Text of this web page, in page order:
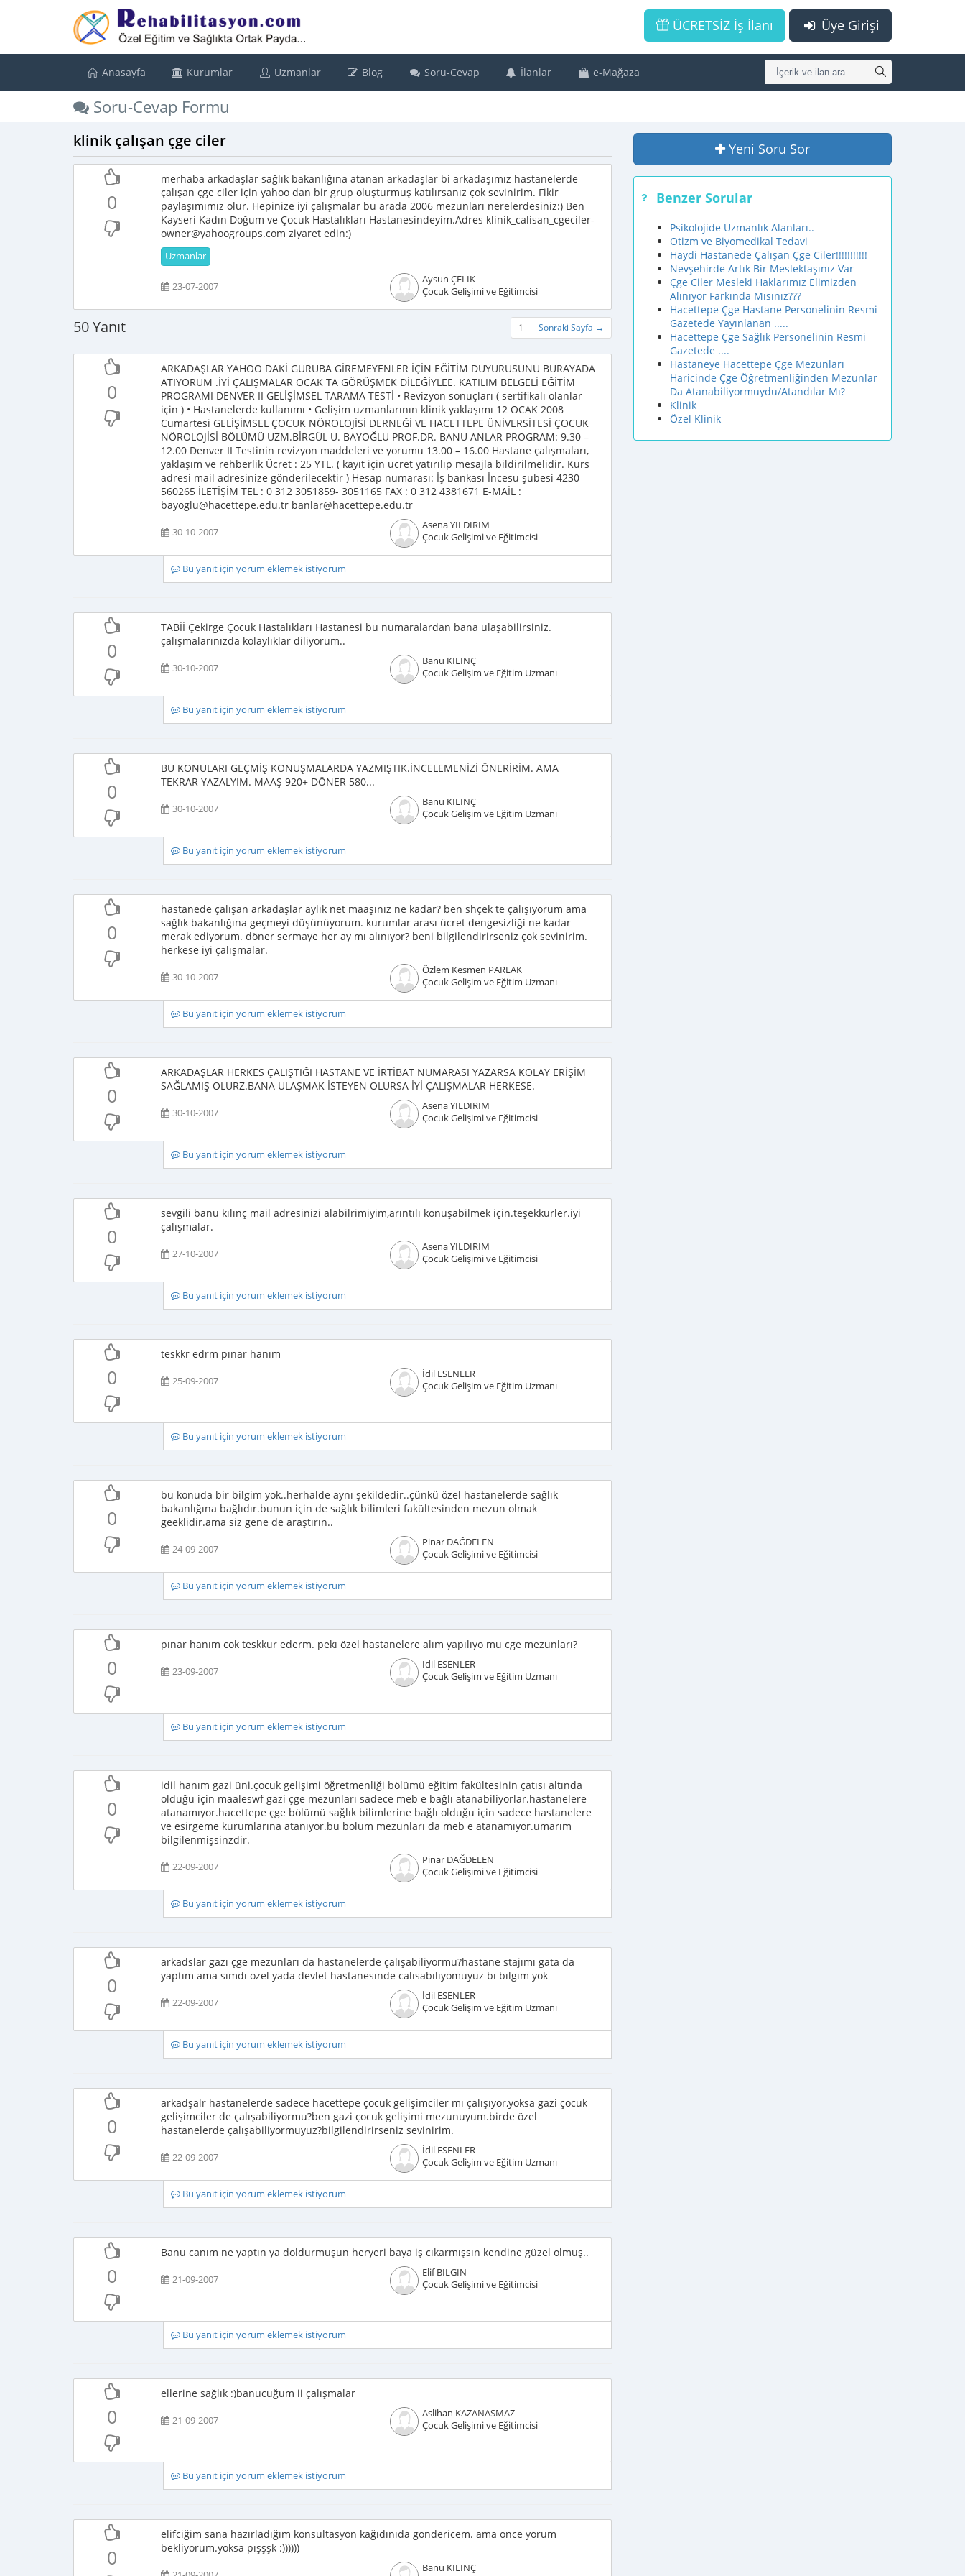
Üye Girişi
ÜCRETSİZ İş İlanı
Anasayfa Kurumlar Uzmanlar Blog Soru-Cevap İlanlar e-Mağaza
Soru-Cevap Formu
klinik çalışan çge ciler
0
merhaba arkadaşlar sağlık bakanlığına atanan arkadaşlar bi arkadaşımız hastanelerde
çalışan çge ciler için yahoo dan bir grup oluşturmuş katılırsanız çok sevinirim. Fikir
paylaşımımız olur. Hepinize iyi çalışmalar bu arada 2006 mezunları nerelerdesiniz:) Ben
Kayseri Kadın Doğum ve Çocuk Hastalıkları Hastanesindeyim.Adres klinik_calisan_cgeciler-
owner@yahoogroups.com ziyaret edin:)
Uzmanlar
23-07-2007
Aysun ÇELİK
Çocuk Gelişimi ve Eğitimcisi
1 Sonraki Sayfa →
50 Yanıt
0
ARKADAŞLAR YAHOO DAKİ GURUBA GİREMEYENLER İÇİN EĞİTİM DUYURUSUNU BURAYADA
ATIYORUM .İYİ ÇALIŞMALAR OCAK TA GÖRÜŞMEK DİLEĞİYLEE. KATILIM BELGELİ EĞİTİM
PROGRAMI DENVER II GELİŞİMSEL TARAMA TESTİ • Revizyon sonuçları ( sertifikalı olanlar
için ) • Hastanelerde kullanımı • Gelişim uzmanlarının klinik yaklaşımı 12 OCAK 2008
Cumartesi GELİŞİMSEL ÇOCUK NÖROLOJİSİ DERNEĞİ VE HACETTEPE ÜNİVERSİTESİ ÇOCUK
NÖROLOJİSİ BÖLÜMÜ UZM.BİRGÜL U. BAYOĞLU PROF.DR. BANU ANLAR PROGRAM: 9.30 –
12.00 Denver II Testinin revizyon maddeleri ve yorumu 13.00 – 16.00 Hastane çalışmaları,
yaklaşım ve rehberlik Ücret : 25 YTL. ( kayıt için ücret yatırılıp mesajla bildirilmelidir. Kurs
adresi mail adresinize gönderilecektir ) Hesap numarası: İş bankası İncesu şubesi 4230
560265 İLETİŞİM TEL : 0 312 3051859- 3051165 FAX : 0 312 4381671 E-MAİL :
bayoglu@hacettepe.edu.tr banlar@hacettepe.edu.tr
30-10-2007
Asena YILDIRIM
Çocuk Gelişimi ve Eğitimcisi
Bu yanıt için yorum eklemek istiyorum
0
TABİİ Çekirge Çocuk Hastalıkları Hastanesi bu numaralardan bana ulaşabilirsiniz.
çalışmalarınızda kolaylıklar diliyorum..
30-10-2007
Banu KILINÇ
Çocuk Gelişim ve Eğitim Uzmanı
Bu yanıt için yorum eklemek istiyorum
0
BU KONULARI GEÇMİŞ KONUŞMALARDA YAZMIŞTIK.İNCELEMENİZİ ÖNERİRİM. AMA
TEKRAR YAZALYIM. MAAŞ 920+ DÖNER 580...
30-10-2007
Banu KILINÇ
Çocuk Gelişim ve Eğitim Uzmanı
Bu yanıt için yorum eklemek istiyorum
0
hastanede çalışan arkadaşlar aylık net maaşınız ne kadar? ben shçek te çalışıyorum ama
sağlık bakanlığına geçmeyi düşünüyorum. kurumlar arası ücret dengesizliği ne kadar
merak ediyorum. döner sermaye her ay mı alınıyor? beni bilgilendirirseniz çok sevinirim.
herkese iyi çalışmalar.
30-10-2007
Özlem Kesmen PARLAK
Çocuk Gelişim ve Eğitim Uzmanı
Bu yanıt için yorum eklemek istiyorum
0
ARKADAŞLAR HERKES ÇALIŞTIĞI HASTANE VE İRTİBAT NUMARASI YAZARSA KOLAY ERİŞİM
SAĞLAMIŞ OLURZ.BANA ULAŞMAK İSTEYEN OLURSA İYİ ÇALIŞMALAR HERKESE.
30-10-2007
Asena YILDIRIM
Çocuk Gelişimi ve Eğitimcisi
Bu yanıt için yorum eklemek istiyorum
0
sevgili banu kılınç mail adresinizi alabilrimiyim,arıntılı konuşabilmek için.teşekkürler.iyi
çalışmalar.
27-10-2007
Asena YILDIRIM
Çocuk Gelişimi ve Eğitimcisi
Bu yanıt için yorum eklemek istiyorum
0
teskkr edrm pınar hanım
25-09-2007
İdil ESENLER
Çocuk Gelişim ve Eğitim Uzmanı
Bu yanıt için yorum eklemek istiyorum
0
bu konuda bir bilgim yok..herhalde aynı şekildedir..çünkü özel hastanelerde sağlık
bakanlığına bağlıdır.bunun için de sağlık bilimleri fakültesinden mezun olmak
geeklidir.ama siz gene de araştırın..
24-09-2007
Pinar DAĞDELEN
Çocuk Gelişimi ve Eğitimcisi
Bu yanıt için yorum eklemek istiyorum
0
pınar hanım cok teskkur ederm. pekı özel hastanelere alım yapılıyo mu cge mezunları?
23-09-2007
İdil ESENLER
Çocuk Gelişim ve Eğitim Uzmanı
Bu yanıt için yorum eklemek istiyorum
0
idil hanım gazi üni.çocuk gelişimi öğretmenliği bölümü eğitim fakültesinin çatısı altında
olduğu için maaleswf gazi çge mezunları sadece meb e bağlı atanabiliyorlar.hastanelere
atanamıyor.hacettepe çge bölümü sağlık bilimlerine bağlı olduğu için sadece hastanelere
ve esirgeme kurumlarına atanıyor.bu bölüm mezunları da meb e atanamıyor.umarım
bilgilenmişsinzdir.
22-09-2007
Pinar DAĞDELEN
Çocuk Gelişimi ve Eğitimcisi
Bu yanıt için yorum eklemek istiyorum
0
arkadslar gazı çge mezunları da hastanelerde çalışabiliyormu?hastane stajımı gata da
yaptım ama sımdı ozel yada devlet hastanesınde calısabılıyomuyuz bı bılgım yok
22-09-2007
İdil ESENLER
Çocuk Gelişim ve Eğitim Uzmanı
Bu yanıt için yorum eklemek istiyorum
0
arkadşalr hastanelerde sadece hacettepe çocuk gelişimciler mı çalışıyor,yoksa gazi çocuk
gelişimciler de çalışabiliyormu?ben gazi çocuk gelişimi mezunuyum.birde özel
hastanelerde çalışabiliyormuyuz?bilgilendirirseniz sevinirim.
22-09-2007
İdil ESENLER
Çocuk Gelişim ve Eğitim Uzmanı
Bu yanıt için yorum eklemek istiyorum
0
Banu canım ne yaptın ya doldurmuşun heryeri baya iş cıkarmışsın kendine güzel olmuş..
21-09-2007
Elif BİLGİN
Çocuk Gelişimi ve Eğitimcisi
Bu yanıt için yorum eklemek istiyorum
0
ellerine sağlık :)banucuğum ii çalışmalar
21-09-2007
Aslihan KAZANASMAZ
Çocuk Gelişimi ve Eğitimcisi
Bu yanıt için yorum eklemek istiyorum
0
elifciğim sana hazırladığım konsültasyon kağıdınıda göndericem. ama önce yorum
bekliyorum.yoksa pışşşk :))))))
Banu KILINÇ
Yeni Soru Sor
Benzer Sorular
Psikolojide Uzmanlık Alanları..
Otizm ve Biyomedikal Tedavi
Haydi Hastanede Çalışan Çge Ciler!!!!!!!!!!!
Nevşehirde Artık Bir Meslektaşınız Var
Çge Ciler Mesleki Haklarımız Elimizden
Alınıyor Farkında Mısınız???
Hacettepe Çge Hastane Personelinin Resmi
Gazetede Yayınlanan .....
Hacettepe Çge Sağlık Personelinin Resmi
Gazetede ....
Hastaneye Hacettepe Çge Mezunları
Haricinde Çge Öğretmenliğinden Mezunlar
Da Atanabiliyormuydu/Atandılar Mı?
Klinik
Özel Klinik